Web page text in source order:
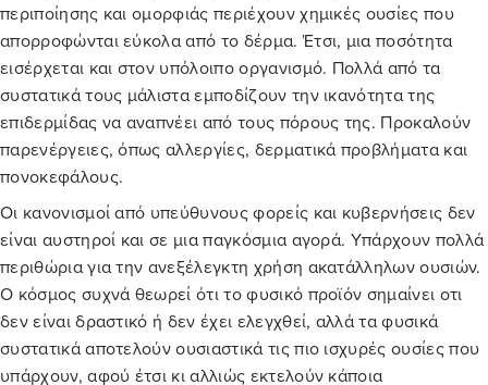
περιποίησης και ομορφιάς περιέχουν χημικές ουσίες που
απορροφώνται εύκολα από το δέρμα. Έτσι, μια ποσότητα
εισέρχεται και στον υπόλοιπο οργανισμό. Πολλά από τα
συστατικά τους μάλιστα εμποδίζουν την ικανότητα της
επιδερμίδας να αναπνέει από τους πόρους της. Προκαλούν
παρενέργειες, όπως αλλεργίες, δερματικά προβλήματα και
πονοκεφάλους.
Οι κανονισμοί από υπεύθυνους φορείς και κυβερνήσεις δεν
είναι αυστηροί και σε μια παγκόσμια αγορά. Υπάρχουν πολλά
περιθώρια για την ανεξέλεγκτη χρήση ακατάλληλων ουσιών.
Ο κόσμος συχνά θεωρεί ότι το φυσικό προϊόν σημαίνει οτι
δεν είναι δραστικό ή δεν έχει ελεγχθεί, αλλά τα φυσικά
συστατικά αποτελούν ουσιαστικά τις πιο ισχυρές ουσίες που
υπάρχουν, αφού έτσι κι αλλιώς εκτελούν κάποια